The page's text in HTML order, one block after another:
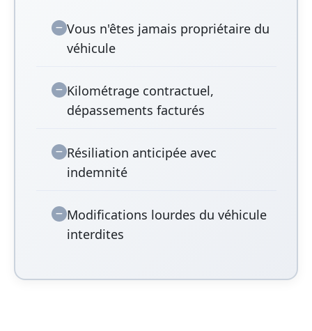
Vous n'êtes jamais propriétaire du
véhicule
Kilométrage contractuel,
dépassements facturés
Résiliation anticipée avec
indemnité
Modifications lourdes du véhicule
interdites